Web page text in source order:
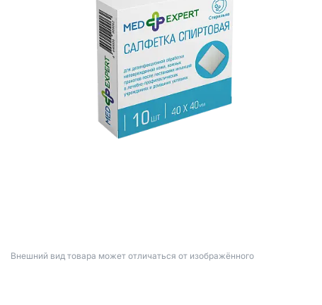
Bнешний вид товара может отличаться от изображённого